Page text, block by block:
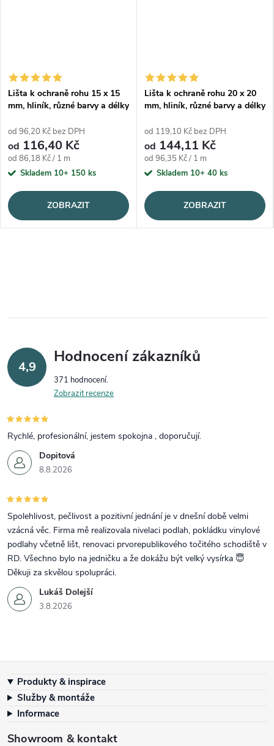
Lišta k ochraně rohu 15 x 15
mm, hliník, různé barvy a délky
od 96,20 Kč bez DPH
od 116,40 Kč
Měrná cena:
od 86,18 Kč / 1 m
Skladem 10+ 150 ks
ZOBRAZIT
Lišta k ochraně rohu 20 x 20
mm, hliník, různé barvy a délky
od 119,10 Kč bez DPH
od 144,11 Kč
Měrná cena:
od 96,35 Kč / 1 m
Skladem 10+ 40 ks
ZOBRAZIT
4,9
Hodnocení zákazníků
371 hodnocení
Zobrazit recenze
Dopitová
8.8.2026
Rychlé, profesionální, jestem spokojna , doporučují.
Lukáš Dolejší
3.8.2026
Spolehlivost, pečlivost a pozitivní jednání je v dnešní době velmi
vzácná věc. Firma mě realizovala nivelaci podlah, pokládku vinylové
podlahy včetně lišt, renovaci prvorepublikového točitého schodiště v
RD. Všechno bylo na jedničku a že dokážu být velký vysírka 😇
Děkuji za skvělou spolupráci.
Produkty & inspirace
Služby & montáže
Informace
Showroom & kontakt